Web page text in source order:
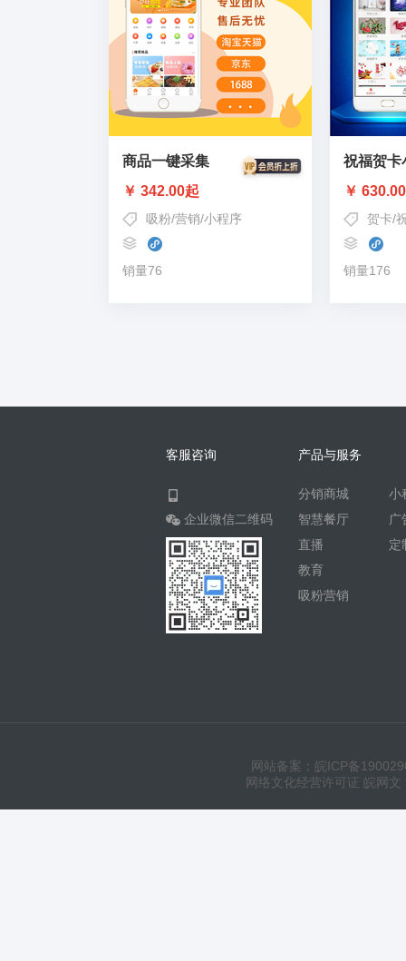
商品一键采集
￥ 342.00起
吸粉/营销/小程序
销量76
祝福贺卡
￥
贺卡/
销量176
客服咨询
企业微信二维码
产品与服务
分销商城
智慧餐厅
直播
教育
吸粉营销
小
广
定
网站备案：皖ICP备
网络文化经营许可证 皖网